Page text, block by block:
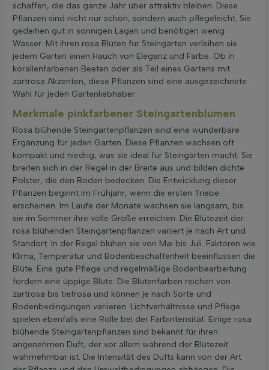
schaffen, die das ganze Jahr über attraktiv bleiben. Diese
Pflanzen sind nicht nur schön, sondern auch pflegeleicht. Sie
gedeihen gut in sonnigen Lagen und benötigen wenig
Wasser. Mit ihren rosa Blüten für Steingärten verleihen sie
jedem Garten einen Hauch von Eleganz und Farbe. Ob in
korallenfarbenen Beeten oder als Teil eines Gartens mit
zartrosa Akzenten, diese Pflanzen sind eine ausgezeichnete
Wahl für jeden Gartenliebhaber.
Merkmale pinkfarbener Steingartenblumen
Rosa blühende Steingartenpflanzen sind eine wunderbare
Ergänzung für jeden Garten. Diese Pflanzen wachsen oft
kompakt und niedrig, was sie ideal für Steingärten macht. Sie
breiten sich in der Regel in der Breite aus und bilden dichte
Polster, die den Boden bedecken. Die Entwicklung dieser
Pflanzen beginnt im Frühjahr, wenn die ersten Triebe
erscheinen. Im Laufe der Monate wachsen sie langsam, bis
sie im Sommer ihre volle Größe erreichen. Die Blütezeit der
rosa blühenden Steingartenpflanzen variiert je nach Art und
Standort. In der Regel blühen sie von Mai bis Juli. Faktoren wie
Klima, Temperatur und Bodenbeschaffenheit beeinflussen die
Blüte. Eine gute Pflege und regelmäßige Bodenbearbeitung
fördern eine üppige Blüte. Die Blütenfarben reichen von
zartrosa bis tiefrosa und können je nach Sorte und
Bodenbedingungen variieren. Lichtverhältnisse und Pflege
spielen ebenfalls eine Rolle bei der Farbintensität. Einige rosa
blühende Steingartenpflanzen sind bekannt für ihren
angenehmen Duft, der vor allem während der Blütezeit
wahrnehmbar ist. Die Intensität des Dufts kann von der Art